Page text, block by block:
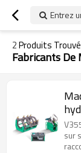
Entrez
2Produits
Fabricants De
-
sur